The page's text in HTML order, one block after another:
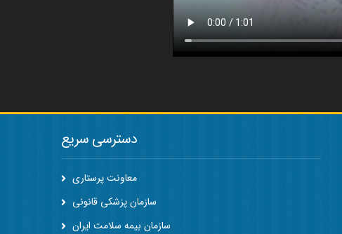
دسترسی سریع
معاونت پرستاری
سازمان پزشکی قانونی
سازمان بیمه سلامت ایران